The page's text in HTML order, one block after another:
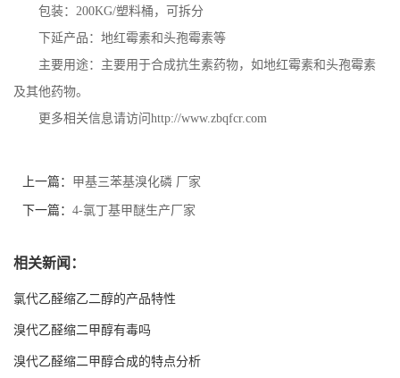
包装：200KG/塑料桶，可拆分
下延产品：地红霉素和头孢霉素等
主要用途：主要用于合成抗生素药物，如地红霉素和头孢霉素
及其他药物。
更多相关信息请访问http://www.zbqfcr.com
上一篇： 甲基三苯基溴化磷 厂家
下一篇： 4-氯丁基甲醚生产厂家
相关新闻：
氯代乙醛缩乙二醇的产品特性
溴代乙醛缩二甲醇有毒吗
溴代乙醛缩二甲醇合成的特点分析